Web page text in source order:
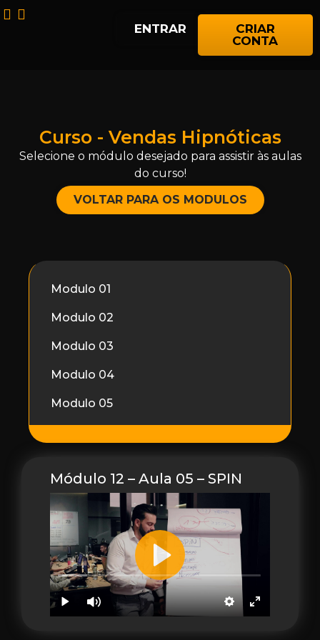
ENTRAR
CRIAR
CONTA
Curso - Vendas Hipnóticas
Selecione o módulo desejado para assistir às aulas
do curso!
VOLTAR PARA OS MODULOS
Modulo 01
Modulo 02
Modulo 03
Modulo 04
Modulo 05
Módulo 12 – Aula 05 – SPIN